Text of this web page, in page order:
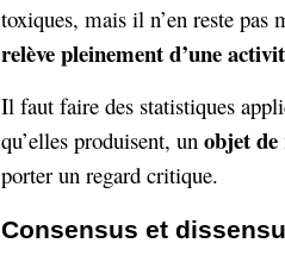
toxiques, mais il n’en reste pas
relève pleinement d’une
Il faut faire des statistiques
qu’elles produisent, un objet
porter un regard critique.
Consensus et